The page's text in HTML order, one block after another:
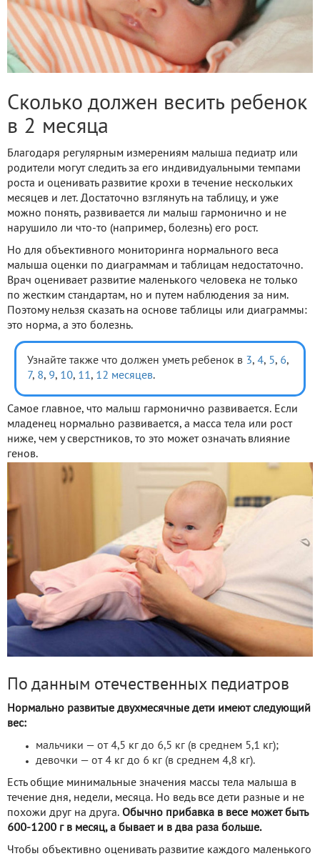
Сколько должен весить ребенок
в 2 месяца
Благодаря регулярным измерениям малыша педиатр или
родители могут следить за его индивидуальными темпами
роста и оценивать развитие крохи в течение нескольких
месяцев и лет. Достаточно взглянуть на таблицу, и уже
можно понять, развивается ли малыш гармонично и не
нарушило ли что-то (например, болезнь) его рост.
Но для объективного мониторинга нормального веса
малыша оценки по диаграммам и таблицам недостаточно.
Врач оценивает развитие маленького человека не только
по жестким стандартам, но и путем наблюдения за ним.
Поэтому нельзя сказать на основе таблицы или диаграммы:
это норма, а это болезнь.
Узнайте также что должен уметь ребенок в 3, 4, 5, 6,
7, 8, 9, 10, 11, 12 месяцев.
Самое главное, что малыш гармонично развивается. Если
младенец нормально развивается, а масса тела или рост
ниже, чем у сверстников, то это может означать влияние
генов.
По данным отечественных педиатров
Нормально развитые двухмесячные дети имеют следующий
вес:
мальчики — от 4,5 кг до 6,5 кг (в среднем 5,1 кг);
девочки — от 4 кг до 6 кг (в среднем 4,8 кг).
Есть общие минимальные значения массы тела малыша в
течение дня, недели, месяца. Но ведь все дети разные и не
похожи друг на друга. Обычно прибавка в весе может быть
600-1200 г в месяц, а бывает и в два раза больше.
Чтобы объективно оценивать развитие каждого маленького